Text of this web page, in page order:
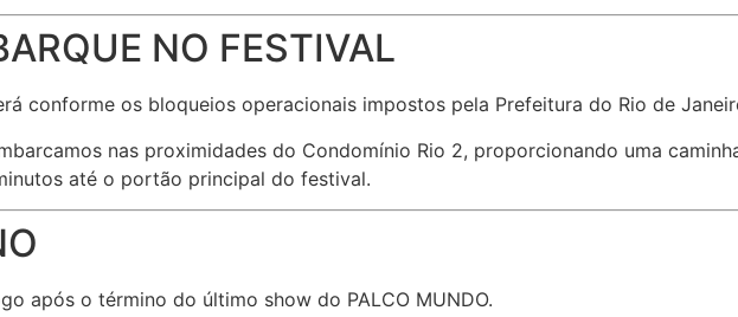
NO FESTIVAL
conforme os bloqueios operacionais impostos pela Prefeitura do Rio de
nas proximidades do Condomínio Rio 2, proporcionando uma
até o portão principal do festival.
após o término do último show do PALCO MUNDO.